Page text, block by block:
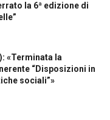
la 6ª edizione di
«Terminata la
“Disposizioni in
sociali”»